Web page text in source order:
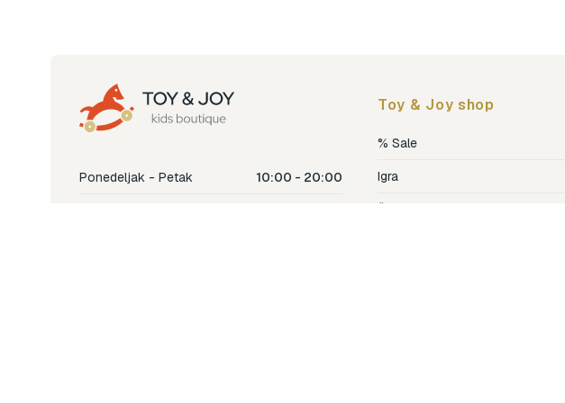
Ponedeljak - Petak 10:00 - 20:00
Toy & Joy shop
% Sale
Igra